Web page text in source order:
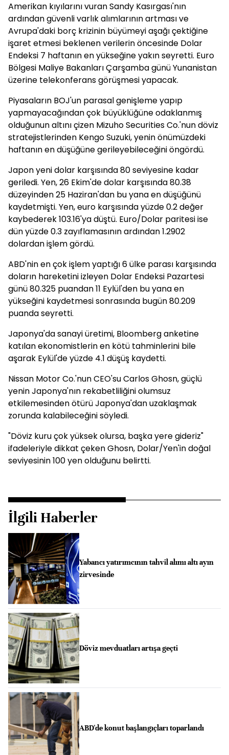
Amerikan kıyılarını vuran Sandy Kasırgası'nın
ardından güvenli varlık alımlarının artması ve
Avrupa'daki borç krizinin büyümeyi aşağı çektiğine
işaret etmesi beklenen verilerin öncesinde Dolar
Endeksi 7 haftanın en yükseğine yakın seyretti. Euro
Bölgesi Maliye Bakanları Çarşamba günü Yunanistan
üzerine telekonferans görüşmesi yapacak.
Piyasaların BOJ'un parasal genişleme yapıp
yapmayacağından çok büyüklüğüne odaklanmış
olduğunun altını çizen Mizuho Securities Co.'nun döviz
stratejistlerinden Kengo Suzuki, yenin önümüzdeki
haftanın en düşüğüne gerileyebileceğini öngördü.
Japon yeni dolar karşısında 80 seviyesine kadar
geriledi. Yen, 26 Ekim'de dolar karşısında 80.38
düzeyinden 25 Haziran'dan bu yana en düşüğünü
kaydetmişti. Yen, euro karşısında yüzde 0.2 değer
kaybederek 103.16'ya düştü. Euro/Dolar paritesi ise
dün yüzde 0.3 zayıflamasının ardından 1.2902
dolardan işlem gördü.
ABD'nin en çok işlem yaptığı 6 ülke parası karşısında
doların hareketini izleyen Dolar Endeksi Pazartesi
günü 80.325 puandan 11 Eylül'den bu yana en
yükseğini kaydetmesi sonrasında bugün 80.209
puanda seyretti.
Japonya'da sanayi üretimi, Bloomberg anketine
katılan ekonomistlerin en kötü tahminlerini bile
aşarak Eylül'de yüzde 4.1 düşüş kaydetti.
Nissan Motor Co.'nun CEO'su Carlos Ghosn, güçlü
yenin Japonya'nın rekabetliliğini olumsuz
etkilemesinden ötürü Japonya'dan uzaklaşmak
zorunda kalabileceğini söyledi.
"Döviz kuru çok yüksek olursa, başka yere gideriz"
ifadeleriyle dikkat çeken Ghosn, Dolar/Yen'in doğal
seviyesinin 100 yen olduğunu belirtti.
İlgili Haberler
Yabancı yatırımcının tahvil alımı altı ayın
zirvesinde
Döviz mevduatları artışa geçti
ABD'de konut başlangıçları toparlandı